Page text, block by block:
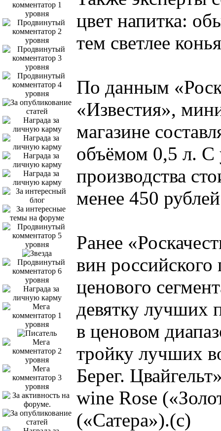
цвет напитка:
тем светлее
По данным
«Известия»,
магазине
объёмом 0,5 л. С
производства
менее 450
Ранее
вин российского
ценового
девятку лучших
в ценовом
тройку лучших
Берег.
wine Rose
(«Сатера»).(с)